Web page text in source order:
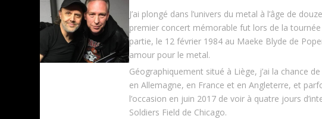
J’ai plongé dans l’univers du metal à l’âge de
premier concert mémorable fut lors de la
partie, le 12 février 1984 au Maeke Blyde de
amour pour le metal.
Géographiquement situé à Liège, j’ai la chance
en Allemagne, en France et en Angleterre, et
l’occasion en juin 2017 de voir à quatre jours
Soldiers Field de Chicago.